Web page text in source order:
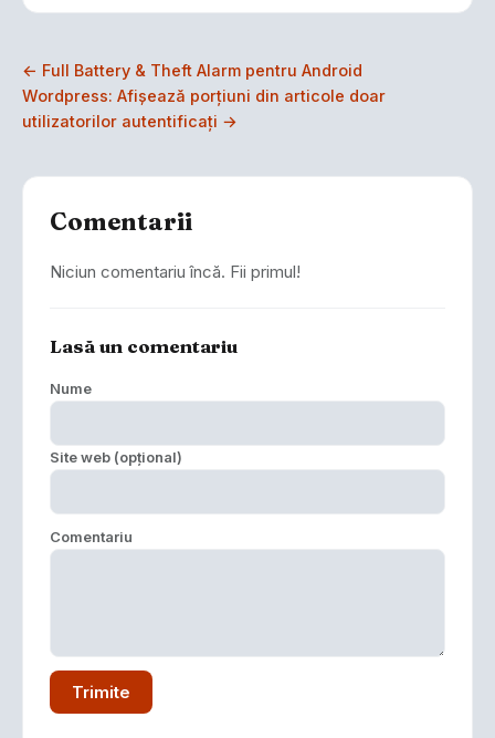
← Full Battery & Theft Alarm pentru Android
Wordpress: Afişează porţiuni din articole doar
utilizatorilor autentificaţi →
Comentarii
Niciun comentariu încă. Fii primul!
Lasă un comentariu
Nume
Site web (opțional)
Comentariu
Trimite